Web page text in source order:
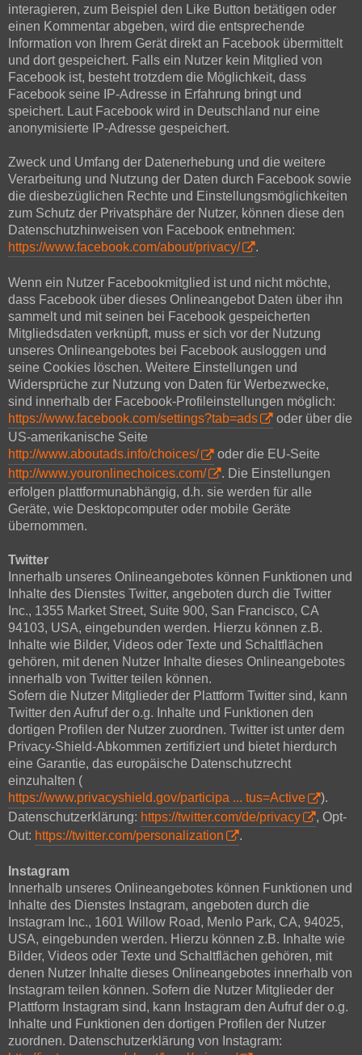
interagieren, zum Beispiel den Like Button betätigen oder
einen Kommentar abgeben, wird die entsprechende
Information von Ihrem Gerät direkt an Facebook übermittelt
und dort gespeichert. Falls ein Nutzer kein Mitglied von
Facebook ist, besteht trotzdem die Möglichkeit, dass
Facebook seine IP-Adresse in Erfahrung bringt und
speichert. Laut Facebook wird in Deutschland nur eine
anonymisierte IP-Adresse gespeichert.
Zweck und Umfang der Datenerhebung und die weitere
Verarbeitung und Nutzung der Daten durch Facebook sowie
die diesbezüglichen Rechte und Einstellungsmöglichkeiten
zum Schutz der Privatsphäre der Nutzer, können diese den
Datenschutzhinweisen von Facebook entnehmen:
https://www.facebook.com/about/privacy/
.
Wenn ein Nutzer Facebookmitglied ist und nicht möchte,
dass Facebook über dieses Onlineangebot Daten über ihn
sammelt und mit seinen bei Facebook gespeicherten
Mitgliedsdaten verknüpft, muss er sich vor der Nutzung
unseres Onlineangebotes bei Facebook ausloggen und
seine Cookies löschen. Weitere Einstellungen und
Widersprüche zur Nutzung von Daten für Werbezwecke,
sind innerhalb der Facebook-Profileinstellungen möglich:
https://www.facebook.com/settings?tab=ads
oder über die
US-amerikanische Seite
http://www.aboutads.info/choices/
oder die EU-Seite
http://www.youronlinechoices.com/
. Die Einstellungen
erfolgen plattformunabhängig, d.h. sie werden für alle
Geräte, wie Desktopcomputer oder mobile Geräte
übernommen.
Twitter
Innerhalb unseres Onlineangebotes können Funktionen und
Inhalte des Dienstes Twitter, angeboten durch die Twitter
Inc., 1355 Market Street, Suite 900, San Francisco, CA
94103, USA, eingebunden werden. Hierzu können z.B.
Inhalte wie Bilder, Videos oder Texte und Schaltflächen
gehören, mit denen Nutzer Inhalte dieses Onlineangebotes
innerhalb von Twitter teilen können.
Sofern die Nutzer Mitglieder der Plattform Twitter sind, kann
Twitter den Aufruf der o.g. Inhalte und Funktionen den
dortigen Profilen der Nutzer zuordnen. Twitter ist unter dem
Privacy-Shield-Abkommen zertifiziert und bietet hierdurch
eine Garantie, das europäische Datenschutzrecht
einzuhalten (
https://www.privacyshield.gov/participa ... tus=Active
).
Datenschutzerklärung: https://twitter.com/de/privacy
, Opt-
Out: https://twitter.com/personalization .
Instagram
Innerhalb unseres Onlineangebotes können Funktionen und
Inhalte des Dienstes Instagram, angeboten durch die
Instagram Inc., 1601 Willow Road, Menlo Park, CA, 94025,
USA, eingebunden werden. Hierzu können z.B. Inhalte wie
Bilder, Videos oder Texte und Schaltflächen gehören, mit
denen Nutzer Inhalte dieses Onlineangebotes innerhalb von
Instagram teilen können. Sofern die Nutzer Mitglieder der
Plattform Instagram sind, kann Instagram den Aufruf der o.g.
Inhalte und Funktionen den dortigen Profilen der Nutzer
zuordnen. Datenschutzerklärung von Instagram: